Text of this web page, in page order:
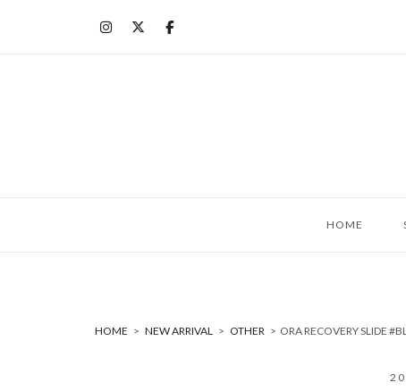
HOME
HOME > NEW ARRIVAL > OTHER > ORA RECOVERY SLIDE